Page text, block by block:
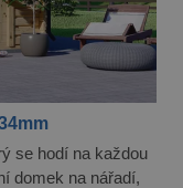
se hodí na každou
domek na nářadí,